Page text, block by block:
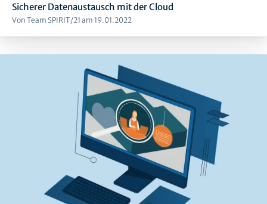
Sicherer Datenaustausch mit der Cloud
Von Team SPIRIT/21 am 19.01.2022